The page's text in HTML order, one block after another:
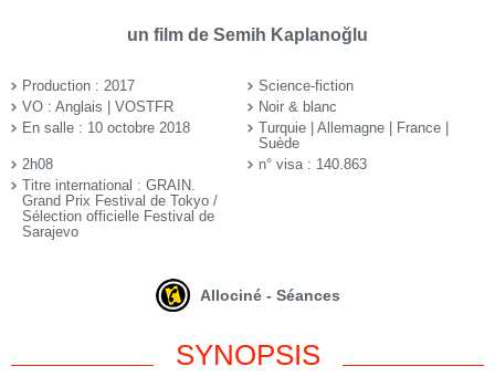
un film de Semih Kaplanoğlu
Production : 2017
Science-fiction
VO : Anglais | VOSTFR
Noir & blanc
En salle : 10 octobre 2018
Turquie | Allemagne | France |
Suède
2h08
n° visa : 140.863
Titre international : GRAIN.
Grand Prix Festival de Tokyo /
Sélection officielle Festival de
Sarajevo
Allociné - Séances
SYNOPSIS